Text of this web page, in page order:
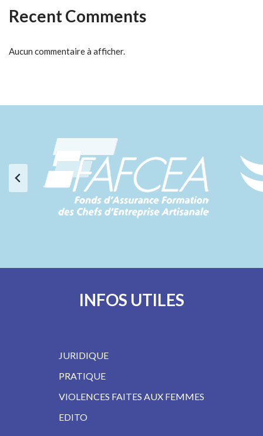
Recent Comments
Aucun commentaire à afficher.
INFOS UTILES
JURIDIQUE
PRATIQUE
VIOLENCES FAITES AUX FEMMES
EDITO